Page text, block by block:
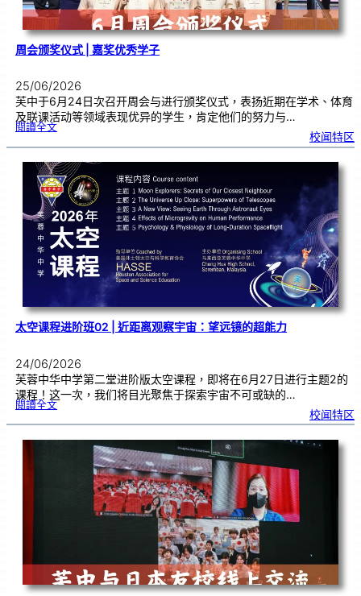
周会颁奖仪式 | 嘉奖优秀学子
25/06/2026
芙中于6月24日次召开周会与进行颁奖仪式，表扬近期在学术、体育
及联课活动等领域表现优异的学生，肯定他们的努力与…
閱讀全文:周
奖
式
|嘉
奖
优
秀
学
子
校闻特区
太空课程进阶班02 | 近距离观察宇宙：望远镜的超能力
24/06/2026
芙蓉中华中学第二堂进阶版太空课程，即将在6月27日进行主题2的
课程！这一次，我们将目光聚焦于探索宇宙不可或缺的…
閱讀全文:太
程
阶
班
校闻特区